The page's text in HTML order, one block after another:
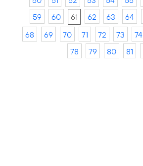
59
60 61 62 63 64
68
69 70 71 72 73 74
78
79 80 81